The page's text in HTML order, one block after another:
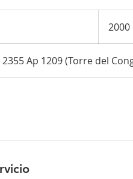
uruguayos
2000
Ap 1209 (Torre del